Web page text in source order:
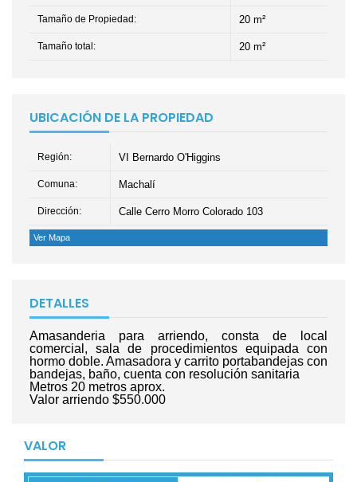
Tamaño de Propiedad: 20 m²
Tamaño total: 20 m²
UBICACIÓN DE LA PROPIEDAD
Región: VI Bernardo O'Higgins
Comuna: Machalí
Dirección: Calle Cerro Morro Colorado 103
Ver Mapa
DETALLES
Amasanderia para arriendo, consta de local
comercial, sala de procedimientos equipada con
hormo doble. Amasadora y carrito portabandejas con
bandejas, baño, cuenta con resolución sanitaria
Metros 20 metros aprox.
Valor arriendo $550.000
VALOR